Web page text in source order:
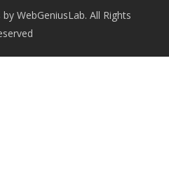
WebGeniusLab. All Rights